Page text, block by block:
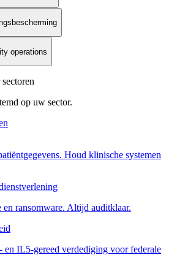
operations
op uw sector.
Houd klinische systemen
en ransomware. Altijd auditklaar.
en IL5-gereed verdediging voor federale